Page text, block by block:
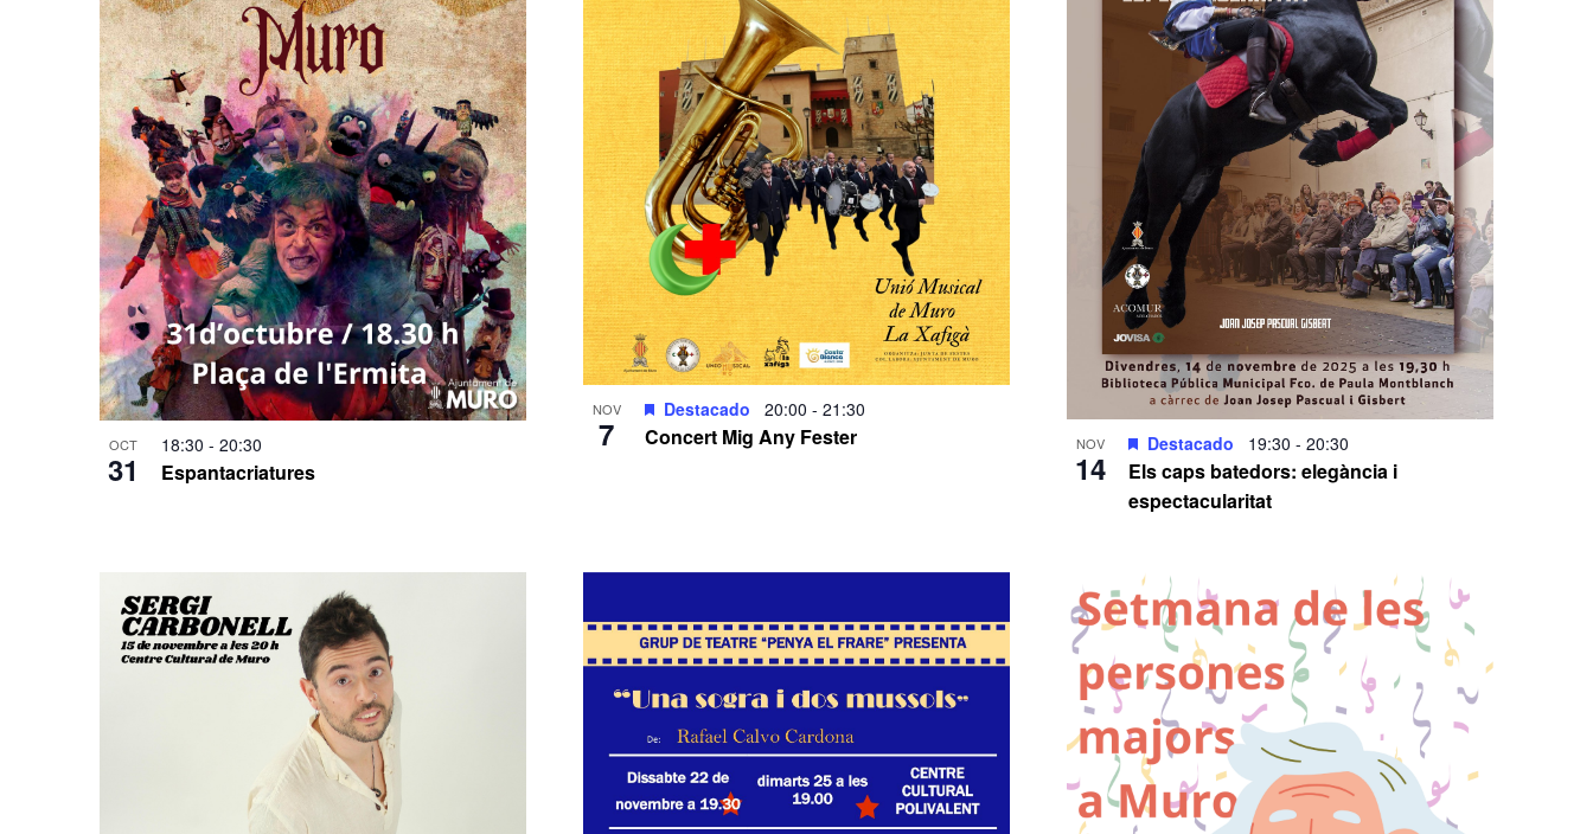
OCT
31 Espantacriatures
18:30 - 20:30
NOV
7 Concert Mig Any Fester
Destacado 20:00 - 21:30
NOV
14
Els caps batedors: elegància i
espectacularitat
Destacado 19:30 - 20:30